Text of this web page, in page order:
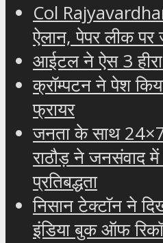
Col
ऐलान, पेपर लीक पर
आईटल ने ऐस 3
क्रॉम्पटन ने पेश
फ्रायर
जनता के साथ
राठौड़ ने जनसंवाद में
प्रतिबद्धता
निसान टेक्टॉन ने
इंडिया बुक ऑफ